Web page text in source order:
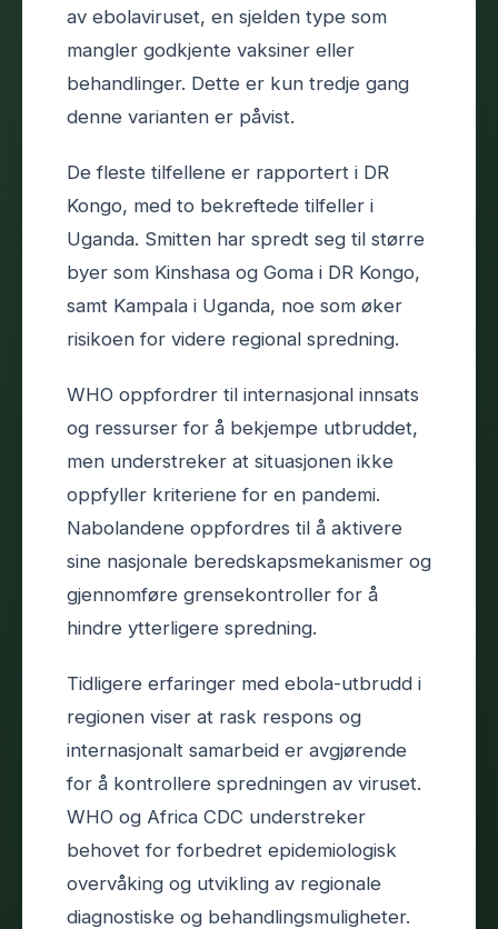
av ebolaviruset, en sjelden type som
mangler godkjente vaksiner eller
behandlinger. Dette er kun tredje gang
denne varianten er påvist.
De fleste tilfellene er rapportert i DR
Kongo, med to bekreftede tilfeller i
Uganda. Smitten har spredt seg til større
byer som Kinshasa og Goma i DR Kongo,
samt Kampala i Uganda, noe som øker
risikoen for videre regional spredning.
WHO oppfordrer til internasjonal innsats
og ressurser for å bekjempe utbruddet,
men understreker at situasjonen ikke
oppfyller kriteriene for en pandemi.
Nabolandene oppfordres til å aktivere
sine nasjonale beredskapsmekanismer og
gjennomføre grensekontroller for å
hindre ytterligere spredning.
Tidligere erfaringer med ebola-utbrudd i
regionen viser at rask respons og
internasjonalt samarbeid er avgjørende
for å kontrollere spredningen av viruset.
WHO og Africa CDC understreker
behovet for forbedret epidemiologisk
overvåking og utvikling av regionale
diagnostiske og behandlingsmuligheter.